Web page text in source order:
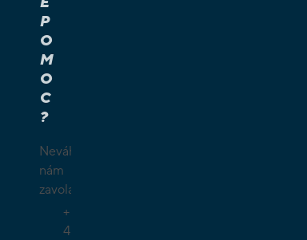
P
O
M
O
C
?
Neváhejte
nám
zavolat.
+
4